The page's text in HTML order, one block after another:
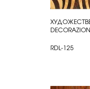
RDL-125